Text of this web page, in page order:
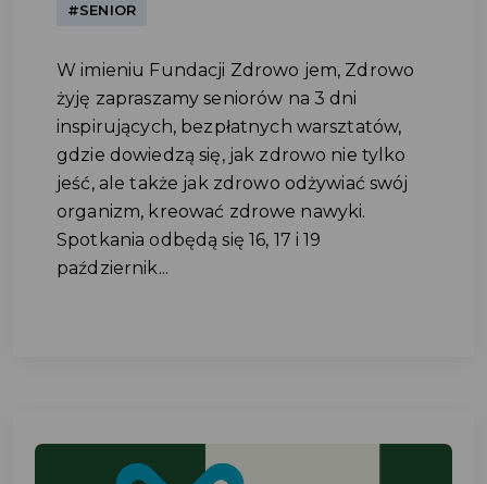
#SENIOR
W imieniu Fundacji Zdrowo jem, Zdrowo
żyję zapraszamy seniorów na 3 dni
inspirujących, bezpłatnych warsztatów,
gdzie dowiedzą się, jak zdrowo nie tylko
jeść, ale także jak zdrowo odżywiać swój
organizm, kreować zdrowe nawyki.
Spotkania odbędą się 16, 17 i 19
październik...